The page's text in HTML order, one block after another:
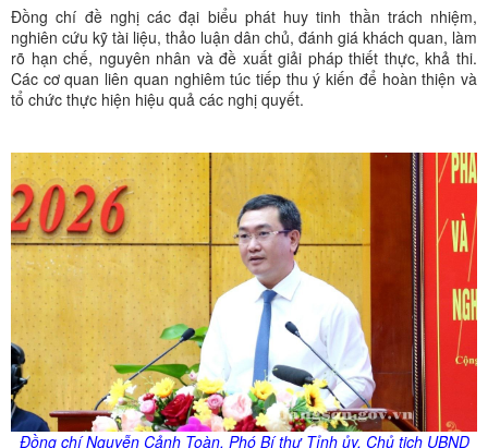
Đồng chí đề nghị các đại biểu phát huy tinh thần trách nhiệm,
nghiên cứu kỹ tài liệu, thảo luận dân chủ, đánh giá khách quan, làm
rõ hạn chế, nguyên nhân và đề xuất giải pháp thiết thực, khả thi.
Các cơ quan liên quan nghiêm túc tiếp thu ý kiến để hoàn thiện và
tổ chức thực hiện hiệu quả các nghị quyết.
Đồng chí Nguyễn Cảnh Toàn, Phó Bí thư Tỉnh ủy, Chủ tịch UBND